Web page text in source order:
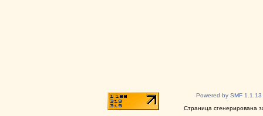
Powered by SMF 1.1.13
Страница сгенерирована